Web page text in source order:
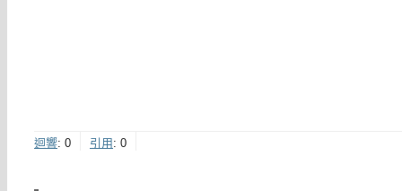
迴響: 0 引用 : 0